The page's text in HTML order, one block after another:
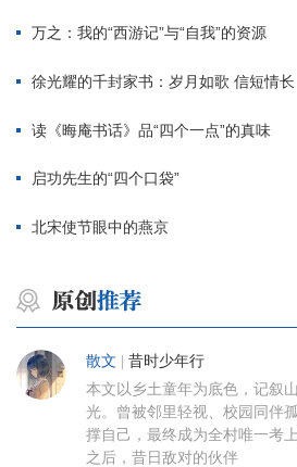
万之：我的“西游记”与“自我”的资源
徐光耀的千封家书：岁月如歌 信短情长
读《晦庵书话》品“四个一点”的真味
启功先生的“四个口袋”
北宋使节眼中的燕京
散文 | 昔时少年行
本文以乡土童年为底色，记叙
光。曾被邻里轻视、校园同伴
撑自己，最终成为全村唯一考
之后，昔日敌对的伙伴